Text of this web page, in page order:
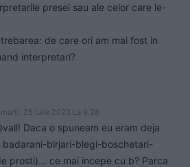
presei sau ale celor care le-
de care ori am mai fost in
interpretari?
marți, 25 iulie 2023 La 9.28
Daca o spuneam eu eram deja
badarani-birjari-blegi-boschetari-
prosti)… ce mai incepe cu b? Parca